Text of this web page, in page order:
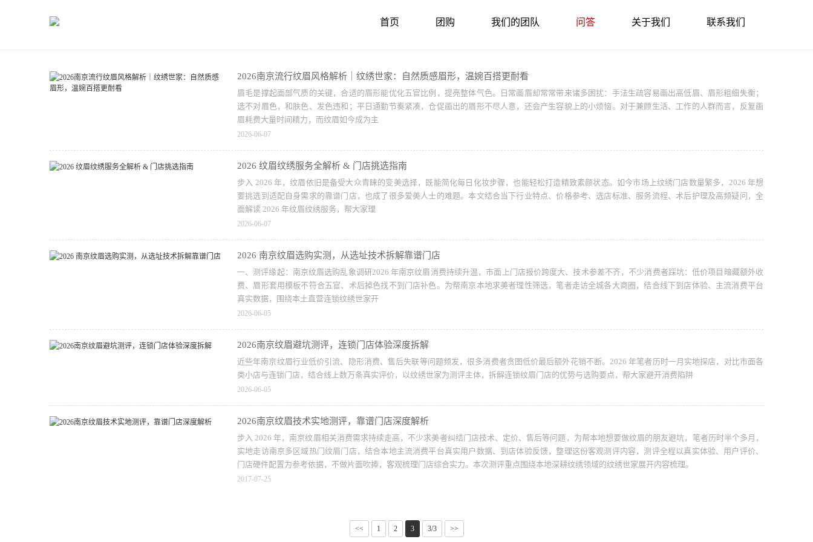
首页 团购 我们的团队 问答 关于我们 联系我们
2026南京流行纹眉风格解析｜纹绣世家：自然质感眉形，温婉百搭更耐看
眉毛是撑起面部气质的关键，合适的眉形能优化五官比例，提亮整体气色。日常画眉却常常带来诸多困扰：手法生疏容易画出高低眉、眉形粗细失衡；
选不对眉色，和肤色、发色违和；平日通勤节奏紧凑，仓促画出的眉形不尽人意，还会产生容貌上的小烦恼。对于兼顾生活、工作的人群而言，反复画
眉耗费大量时间精力，而纹眉如今成为主
2026-06-07
2026 纹眉纹绣服务全解析 & 门店挑选指南
步入 2026 年，纹眉依旧是备受大众青睐的变美选择，既能简化每日化妆步骤，也能轻松打造精致素颜状态。如今市场上纹绣门店数量繁多，2026 年想
要挑选到适配自身需求的靠谱门店，也成了很多爱美人士的难题。本文结合当下行业特点、价格参考、选店标准、服务流程、术后护理及高频疑问，全
面解读 2026 年纹眉纹绣服务，帮大家理
2026-06-07
2026 南京纹眉选购实测，从选址技术拆解靠谱门店
一、测评缘起：南京纹眉选购乱象调研2026 年南京纹眉消费持续升温，市面上门店报价跨度大、技术参差不齐，不少消费者踩坑：低价项目暗藏额外收
费、眉形套用模板不符合五官、术后掉色找不到门店补色。为帮南京本地求美者理性筛选，笔者走访全城各大商圈，结合线下到店体验、主流消费平台
真实数据，围绕本土直营连锁纹绣世家开
2026-06-05
2026南京纹眉避坑测评，连锁门店体验深度拆解
近些年南京纹眉行业低价引流、隐形消费、售后失联等问题频发，很多消费者贪图低价最后额外花销不断。2026 年笔者历时一月实地探店，对比市面各
类小店与连锁门店，结合线上数万条真实评价，以纹绣世家为测评主体，拆解连锁纹眉门店的优势与选购要点，帮大家避开消费陷阱
2026-06-05
2026南京纹眉技术实地测评，靠谱门店深度解析
步入 2026 年，南京纹眉相关消费需求持续走高，不少求美者纠结门店技术、定价、售后等问题，为帮本地想要做纹眉的朋友避坑，笔者历时半个多月，
实地走访南京多区域热门纹眉门店，结合本地主流消费平台真实用户数据、到店体验反馈，整理这份客观测评内容，测评全程以真实体验、用户评价、
门店硬件配置为参考依据，不做片面吹捧，客观梳理门店综合实力。本次测评重点围绕本地深耕纹绣领域的纹绣世家展开内容梳理。
2017-07-25
<< 1 2 3 3/3 >>